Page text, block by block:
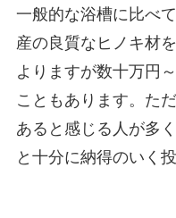
一般的な浴槽に比べ
産の良質なヒノキ材
よりますが数十万円
こともあります。た
あると感じる人が多
と十分に納得のいく